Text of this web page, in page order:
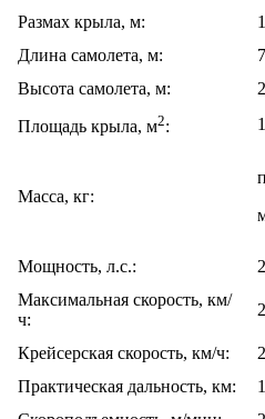
Размах крыла, м:
Длина самолета, м:
Высота самолета, м:
Площадь крыла, м2:
Масса, кг:
Мощность, л.с.:
Максимальная скорость, км/
ч:
Крейсерская скорость, км/ч:
Практическая дальность, км: